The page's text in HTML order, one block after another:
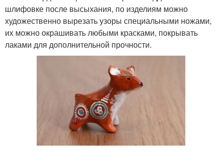
шлифовке после высыхания, по изделиям можно
художественно вырезать узоры специальными ножами,
их можно окрашивать любыми красками, покрывать
лаками для дополнительной прочности.